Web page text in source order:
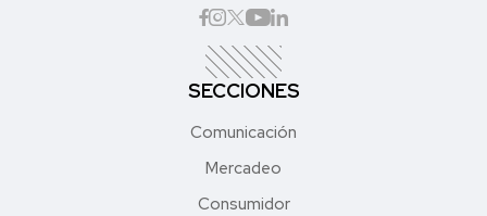
SECCIONES
Comunicación
Mercadeo
Consumidor